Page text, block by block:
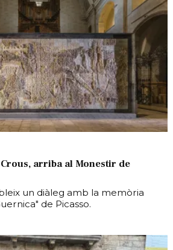
Crous, arriba al Monestir de
un diàleg amb la memòria
de Picasso.